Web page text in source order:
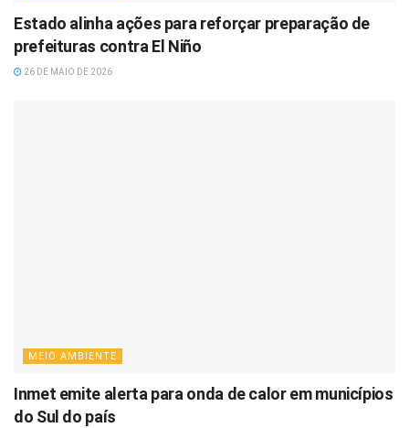
Estado alinha ações para reforçar preparação de
prefeituras contra El Niño
26 DE MAIO DE 2026
MEIO AMBIENTE
Inmet emite alerta para onda de calor em municípios
do Sul do país